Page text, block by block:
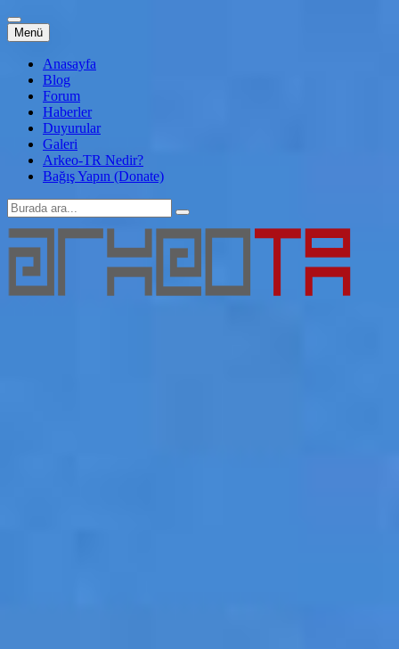
Menü İçeriğe
atla
Anasayfa
Blog
Forum
Haberler
Duyurular
Galeri
Arkeo-TR Nedir?
Bağış Yapın (Donate)
Arama: